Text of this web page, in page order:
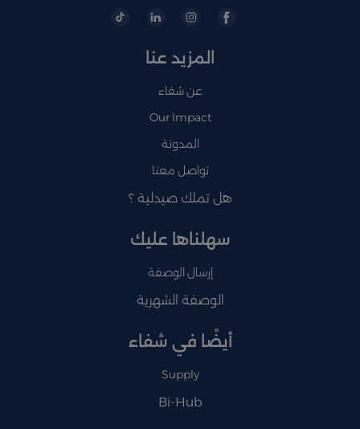
المزيد عنا
عن شفاء
Our Impact
المدونة
تواصل معنا
هل تملك صيدلية ؟
سهلناها عليك
إرسال الوصفة
الوصفة الشهرية
أيضًا في شفاء
Supply
Bi-Hub